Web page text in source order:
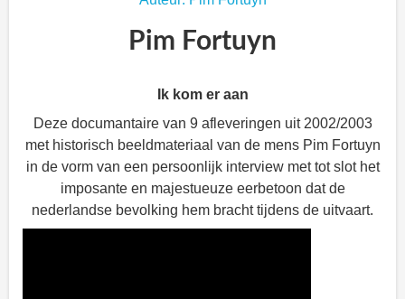
Pim Fortuyn
Ik kom er aan
Deze documantaire van 9 afleveringen uit 2002/2003
met historisch beeldmateriaal van de mens Pim Fortuyn
in de vorm van een persoonlijk interview met tot slot het
imposante en majestueuze eerbetoon dat de
nederlandse bevolking hem bracht tijdens de uitvaart.